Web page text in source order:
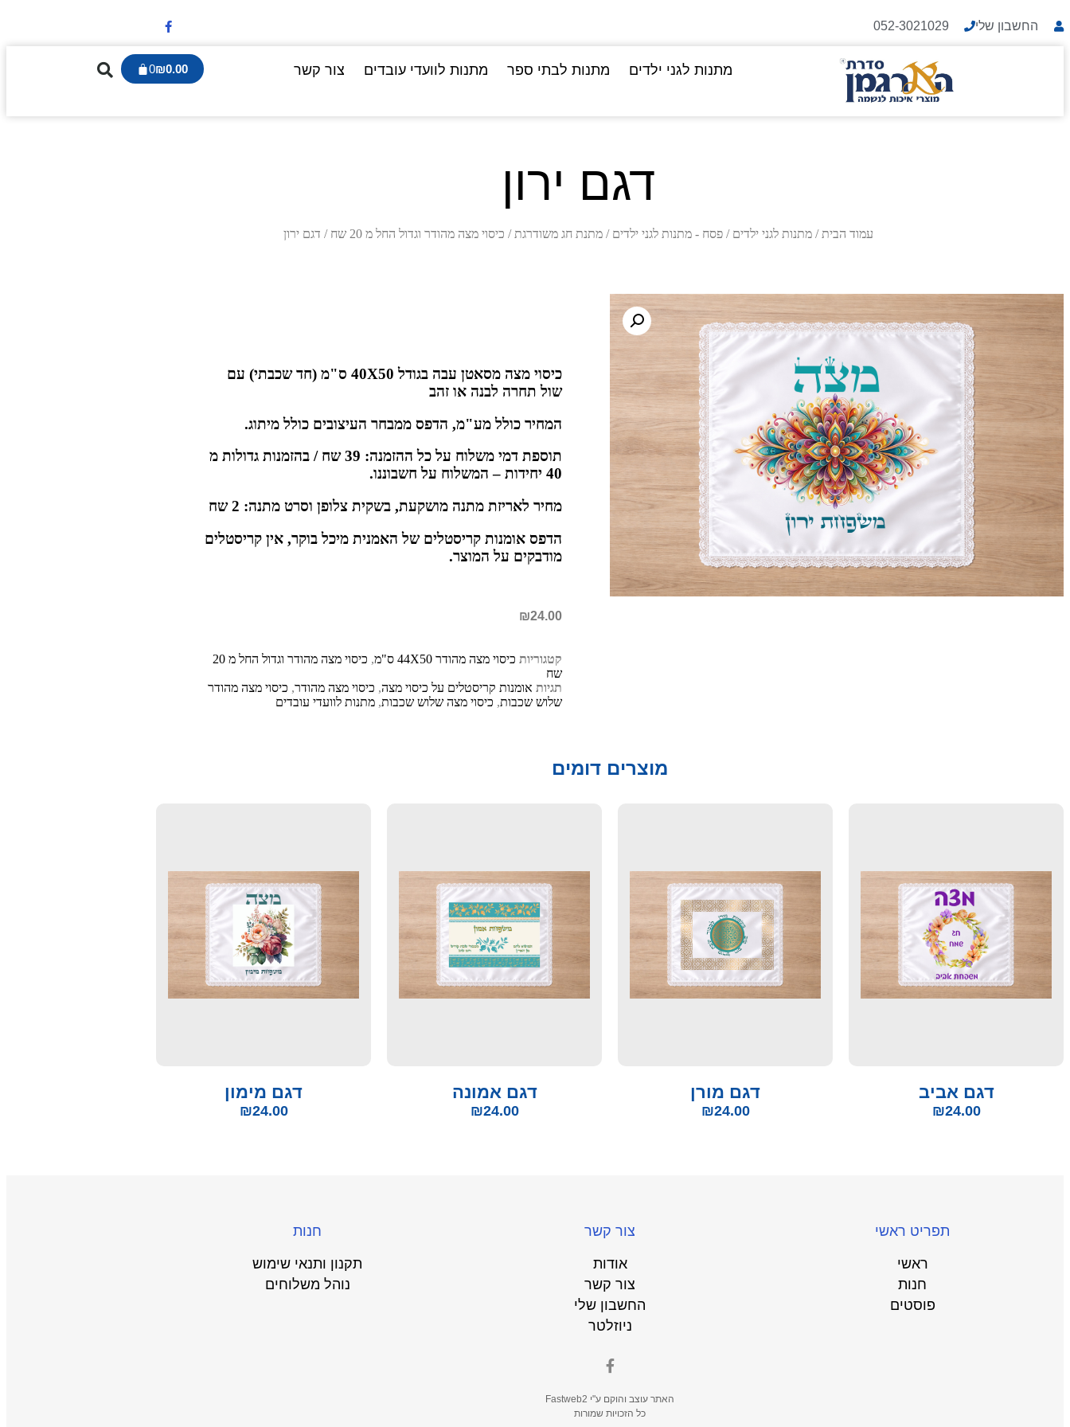
החשבון שלי 052-3021029
מתנות לגני ילדים מתנות לבתי ספר מתנות לוועדי עובדים צור קשר ₪0.00
0
דגם ירון
עמוד הבית /מתנות לגני ילדים /פסח - מתנות לגני ילדים /מתנת חג משודרגת / כיסוי מצה מהודר וגדול החל מ 20 שח / דגם ירון
כיסוי מצה מסאטן עבה בגודל 40X50 ס"מ (חד שכבתי) עם
שול תחרה לבנה או זהב
המחיר כולל מע"מ, הדפס ממבחר העיצובים כולל מיתוג.
תוספת דמי משלוח על כל ההזמנה: 39 שח / בהזמנות גדולות מ
40 יחידות – המשלוח על חשבוננו.
מחיר לאריזת מתנה מושקעת, בשקית צלופן וסרט מתנה: 2 שח
הדפס אומנות קריסטלים של האמנית מיכל בוקר, אין קריסטלים
מודבקים על המוצר.
₪24.00
קטגוריות כיסוי מצה מהודר 44X50 ס"מ ,
כיסוי מצה מהודר וגדול החל מ 20
שח
תגיות אומנות קריסטלים על כיסוי מצה, כיסוי מצה מהודר, כיסוי מצה מהודר
שלוש שכבות, כיסוי מצה שלוש שכבות, מתנות לוועדי עובדים
מוצרים דומים
דגם אביב
₪24.00
דגם מורן
₪24.00
דגם אמונה
₪24.00
דגם מימון
₪24.00
תפריט ראשי
ראשי
חנות
פוסטים
צור קשר
אודות
צור קשר
החשבון שלי
ניוזלטר
חנות
תקנון ותנאי שימוש
נוהל משלוחים
האתר עוצב והוקם ע"י Fastweb2
כל הזכויות שמורות